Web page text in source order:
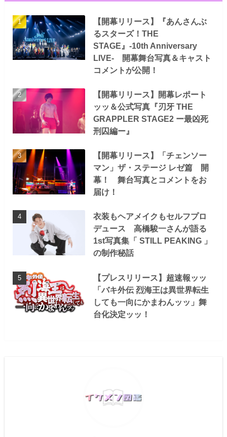
【開幕リリース】『あんさんぶ
るスターズ！THE
STAGE』-10th Anniversary
LIVE- 開幕舞台写真＆キャスト
コメントが公開！
【開幕リリース】開幕レポート
ッッ＆公式写真『刃牙 THE
GRAPPLER STAGE2 ー最凶死
刑囚編ー』
【開幕リリース】「チェンソー
マン」ザ・ステージ レゼ篇 開
幕！ 舞台写真とコメントをお
届け！
衣装もヘアメイクもセルフプロ
デュース 高橋駿一さんが語る
1st写真集「 STILL PEAKING 」
の制作秘話
【プレスリリース】超速報ッッ
「バキ外伝 烈海王は異世界転生
しても一向にかまわんッッ」舞
台化決定ッッ！